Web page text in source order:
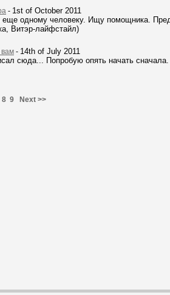
- 1st of October 2011
еще одному человеку. Ищу помощника.
Витэр-лайфстайл)
вам - 14th of July 2011
сюда... Попробую опять начать сначала.
8 9 Next >>